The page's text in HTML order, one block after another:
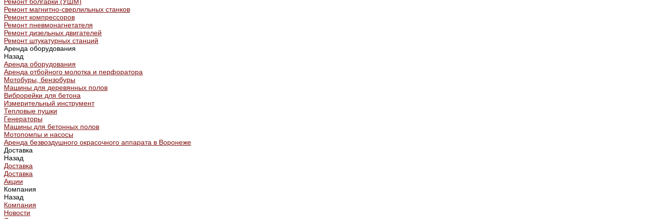
Ремонт магнитно-сверлильных станков
Ремонт компрессоров
Ремонт пневмонагнетателя
Ремонт дизельных двигателей
Ремонт штукатурных станций
Аренда оборудования
Назад
Аренда оборудования
Аренда отбойного молотка и перфоратора
Мотобуры, бензобуры
Машины для деревянных полов
Виброрейки для бетона
Измерительный инструмент
Тепловые пушки
Генераторы
Машины для бетонных полов
Мотопомпы и насосы
Аренда безвоздушного окрасочного аппарата в Воронеже
Доставка
Назад
Доставка
Доставка
Акции
Компания
Назад
Компания
Новости